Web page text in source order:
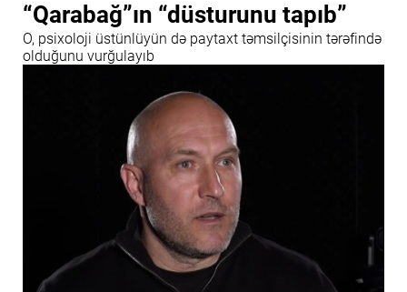
“Qarabağ”ın “düsturunu tapıb”
O, psixoloji üstünlüyün də paytaxt təmsilçisinin tərəfində
olduğunu vurğulayıb